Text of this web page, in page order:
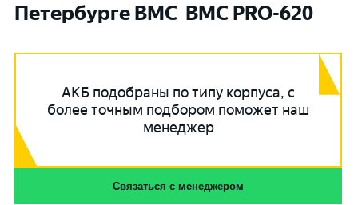
Петербурге BMC BMC PRO-620
АКБ подобраны по типу корпуса, с
более точным подбором поможет наш
менеджер
Связаться с менеджером